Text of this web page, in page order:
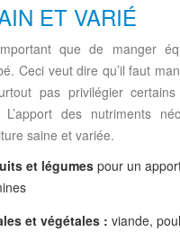
ET VARIÉ
que de manger
Ceci veut dire qu’il faut
pas privilégier certains
des nutriments
saine et variée.
et légumes pour un
et végétales : viande,